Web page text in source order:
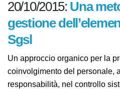
20/10/2015:Una
gestione
Sgsl
Un approccio organico per
autentico coinvolgimento del